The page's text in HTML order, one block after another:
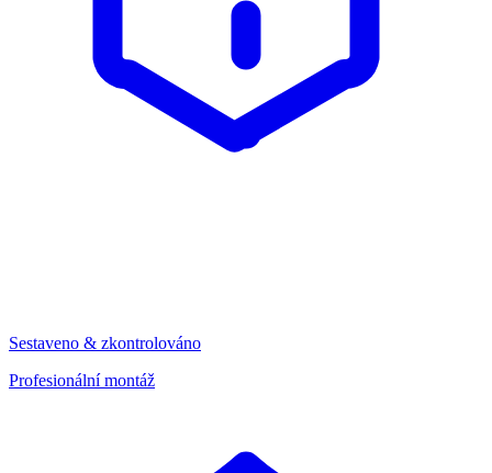
Sestaveno & zkontrolováno
Profesionální montáž